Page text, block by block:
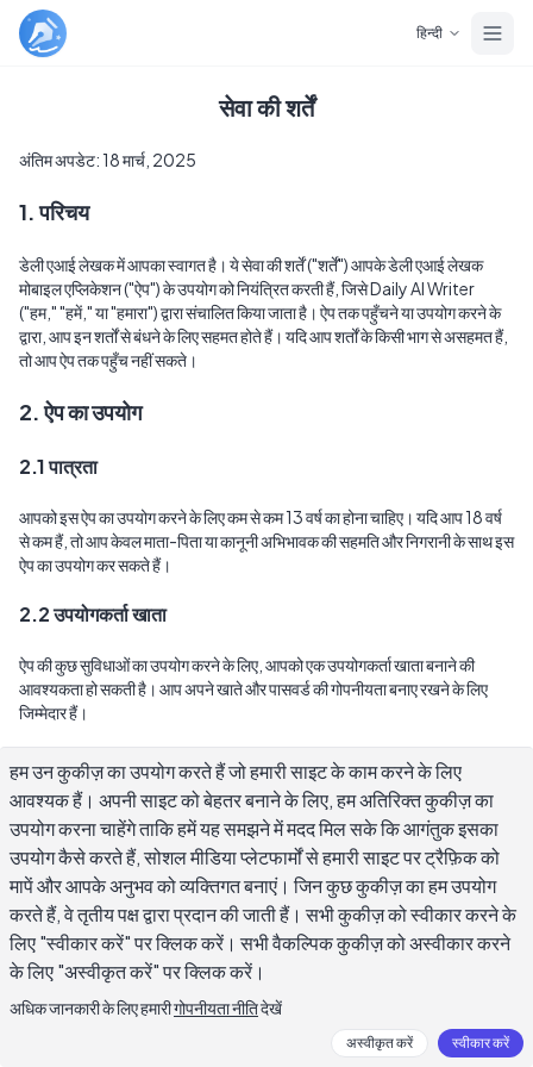
हिन्दी
सेवा की शर्तें
अंतिम अपडेट: 18 मार्च, 2025
1. परिचय
डेली एआई लेखक में आपका स्वागत है। ये सेवा की शर्तें ("शर्तें") आपके डेली एआई लेखक
मोबाइल एप्लिकेशन ("ऐप") के उपयोग को नियंत्रित करती हैं, जिसे Daily AI Writer
("हम," "हमें," या "हमारा") द्वारा संचालित किया जाता है। ऐप तक पहुँचने या उपयोग करने के
द्वारा, आप इन शर्तों से बंधने के लिए सहमत होते हैं। यदि आप शर्तों के किसी भाग से असहमत हैं,
तो आप ऐप तक पहुँच नहीं सकते।
2. ऐप का उपयोग
2.1 पात्रता
आपको इस ऐप का उपयोग करने के लिए कम से कम 13 वर्ष का होना चाहिए। यदि आप 18 वर्ष
से कम हैं, तो आप केवल माता-पिता या कानूनी अभिभावक की सहमति और निगरानी के साथ इस
ऐप का उपयोग कर सकते हैं।
2.2 उपयोगकर्ता खाता
ऐप की कुछ सुविधाओं का उपयोग करने के लिए, आपको एक उपयोगकर्ता खाता बनाने की
आवश्यकता हो सकती है। आप अपने खाते और पासवर्ड की गोपनीयता बनाए रखने के लिए
जिम्मेदार हैं।
3. बौद्धिक संपत्ति
3.1 ऐप सामग्री
ऐप की सामग्री, सुविधाएँ, और कार्यक्षमता Daily AI Writer की संपत्ति हैं और अंतरराष्ट्रीय
कॉपीराइट, ट्रेडमार्क, पेटेंट, व्यापार रहस्य, और अन्य बौद्धिक संपत्ति या स्वामित्व अधिकार
कानूनों द्वारा संरक्षित हैं।
3.2 उपयोगकर्ता-जनित सामग्री
आप ऐप का उपयोग करके बनाई गई सभी सामग्री का पूर्ण और विशिष्ट स्वामित्व बनाए रखते हैं।
हम आपकी सामग्री पर किसी भी अधिकार, स्वामित्व या लाइसेंस का दावा नहीं करते हैं। आपकी
हम उन कुकीज़ का उपयोग करते हैं जो हमारी साइट के काम करने के लिए
आवश्यक हैं। अपनी साइट को बेहतर बनाने के लिए, हम अतिरिक्त कुकीज़ का
उपयोग करना चाहेंगे ताकि हमें यह समझने में मदद मिल सके कि आगंतुक इसका
उपयोग कैसे करते हैं, सोशल मीडिया प्लेटफार्मों से हमारी साइट पर ट्रैफ़िक को
मापें और आपके अनुभव को व्यक्तिगत बनाएं। जिन कुछ कुकीज़ का हम उपयोग
करते हैं, वे तृतीय पक्ष द्वारा प्रदान की जाती हैं। सभी कुकीज़ को स्वीकार करने के
लिए "स्वीकार करें" पर क्लिक करें। सभी वैकल्पिक कुकीज़ को अस्वीकार करने
के लिए "अस्वीकृत करें" पर क्लिक करें।
अधिक जानकारी के लिए हमारीगोपनीयता नीतिदेखें
अस्वीकृत करें स्वीकार करें